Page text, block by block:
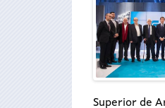
Superior de